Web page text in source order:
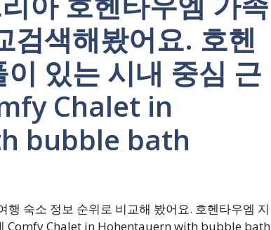
검색해봤어요. 호헨
있는 시내 중심 근
Chalet in
bubble bath
숙소 정보 순위로 비교해 봤어요. 호헨타우엠 지
Comfy Chalet in Hohentauern with bubble bath